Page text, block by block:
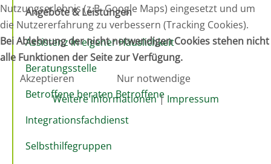
Angebote & Leistungen
Assistenz in eigener Häuslichkeit
Beratungsstelle
Betroffene beraten Betroffene
Integrationsfachdienst
Selbsthilfegruppen
Nutzungserlebnis (z.B. Google Maps) eingesetzt und um
die Nutzererfahrung zu verbessern (Tracking Cookies).
Bei Ablehnung der nicht notwendigen Cookies stehen nicht
alle Funktionen der Seite zur Verfügung.
Akzeptieren
Nur notwendige
Weitere Informationen| Impressum